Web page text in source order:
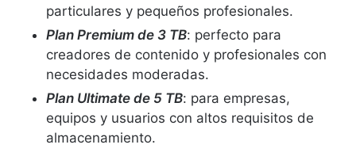
particulares y pequeños profesionales.
Plan Premium de 3 TB: perfecto para
creadores de contenido y profesionales con
necesidades moderadas.
Plan Ultimate de 5 TB: para empresas,
equipos y usuarios con altos requisitos de
almacenamiento.